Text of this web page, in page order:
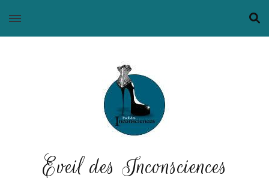
Eveil des Inconsciences